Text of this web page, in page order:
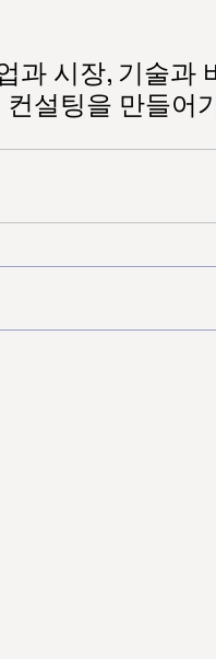
과 시장, 기술과
설팅을 만들어